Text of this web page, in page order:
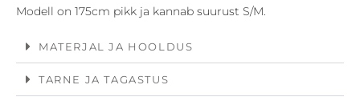
Modell on 175cm pikk ja kannab suurust S/M.
MATERJAL JA HOOLDUS
TARNE JA TAGASTUS